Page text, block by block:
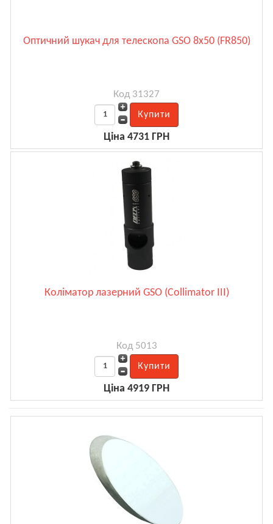
Оптичний шукач для телескопа GSO 8х50 (FR850)
Код 31327
Ціна 4731 ГРН
Коліматор лазерний GSO (Collimator III)
Код 5013
Ціна 4919 ГРН